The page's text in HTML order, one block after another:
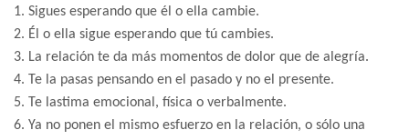
1. Sigues esperando que él o ella cambie.
2. Él o ella sigue esperando que tú cambies.
3. La relación te da más momentos de dolor que de alegría.
4. Te la pasas pensando en el pasado y no el presente.
5. Te lastima emocional, física o verbalmente.
6. Ya no ponen el mismo esfuerzo en la relación, o sólo una